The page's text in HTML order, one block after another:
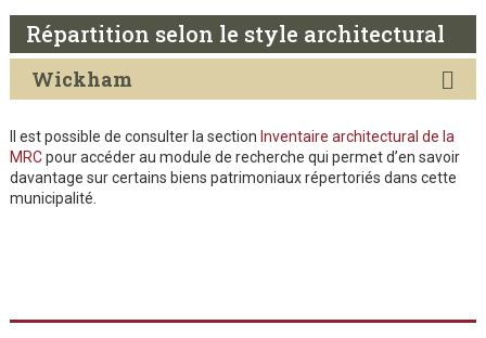
Répartition selon le style architectural
Wickham
Il est possible de consulter la section Inventaire architectural de la
MRCpour accéder au module de recherche qui permet d’en savoir
davantage sur certains biens patrimoniaux répertoriés dans cette
municipalité.